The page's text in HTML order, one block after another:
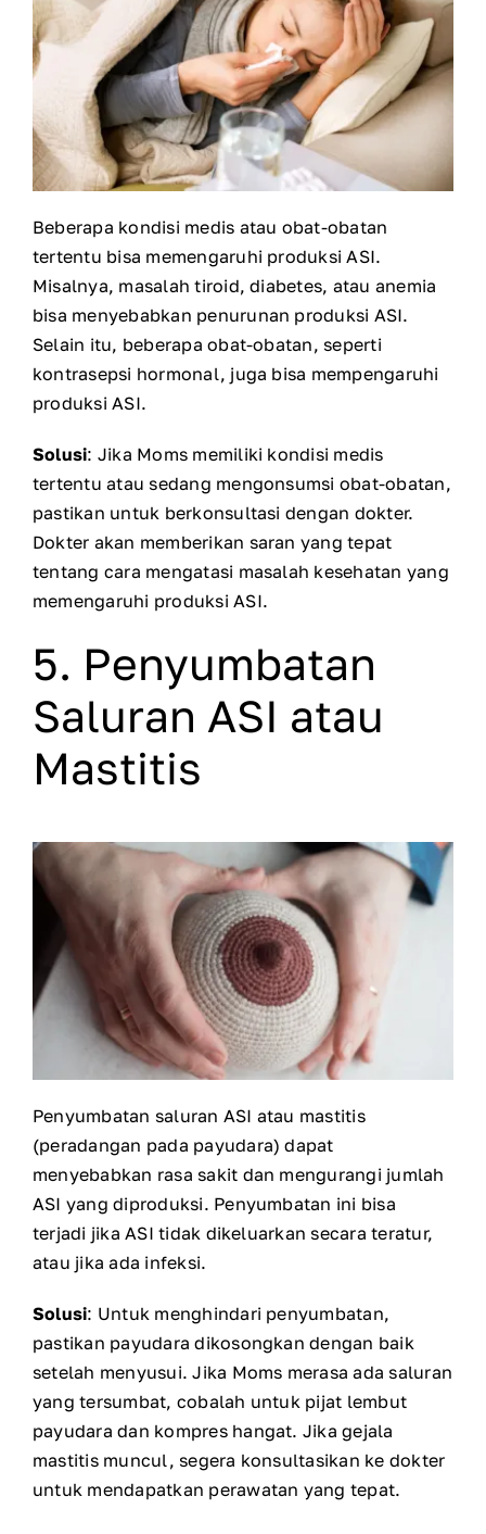
Beberapa kondisi medis atau obat-obatan
tertentu bisa memengaruhi produksi ASI.
Misalnya, masalah tiroid, diabetes, atau anemia
bisa menyebabkan penurunan produksi ASI.
Selain itu, beberapa obat-obatan, seperti
kontrasepsi hormonal, juga bisa mempengaruhi
produksi ASI.
Solusi: Jika Moms memiliki kondisi medis
tertentu atau sedang mengonsumsi obat-obatan,
pastikan untuk berkonsultasi dengan dokter.
Dokter akan memberikan saran yang tepat
tentang cara mengatasi masalah kesehatan yang
memengaruhi produksi ASI.
5. Penyumbatan
Saluran ASI atau
Mastitis
Penyumbatan saluran ASI atau mastitis
(peradangan pada payudara) dapat
menyebabkan rasa sakit dan mengurangi jumlah
ASI yang diproduksi. Penyumbatan ini bisa
terjadi jika ASI tidak dikeluarkan secara teratur,
atau jika ada infeksi.
Solusi: Untuk menghindari penyumbatan,
pastikan payudara dikosongkan dengan baik
setelah menyusui. Jika Moms merasa ada saluran
yang tersumbat, cobalah untuk pijat lembut
payudara dan kompres hangat. Jika gejala
mastitis muncul, segera konsultasikan ke dokter
untuk mendapatkan perawatan yang tepat.